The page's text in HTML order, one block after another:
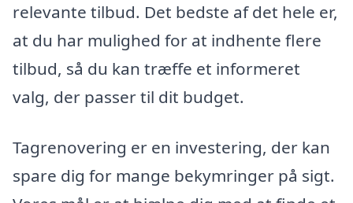
relevante tilbud. Det bedste af det hele er,
at du har mulighed for at indhente flere
tilbud, så du kan træffe et informeret
valg, der passer til dit budget.
Tagrenovering er en investering, der kan
spare dig for mange bekymringer på sigt.